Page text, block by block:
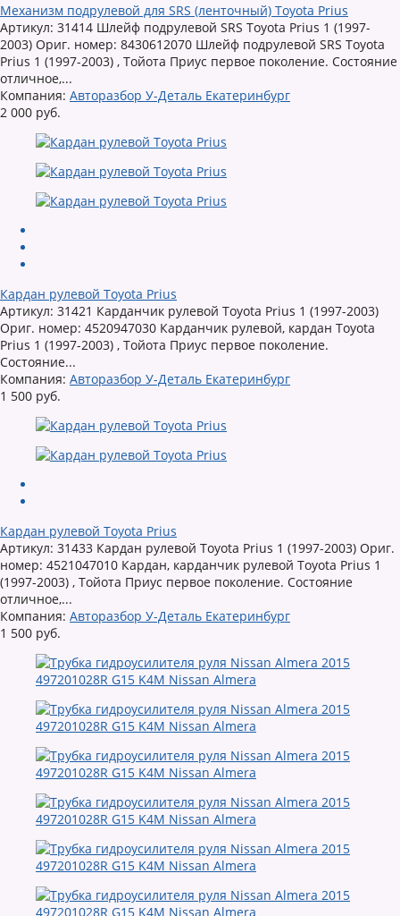
Механизм подрулевой для SRS (ленточный) Toyota Prius
Артикул: 31414 Шлейф подрулевой SRS Toyota Prius 1 (1997-
2003) Ориг. номер: 8430612070 Шлейф подрулевой SRS Toyota
Prius 1 (1997-2003) , Тойота Приус первое поколение. Состояние
отличное,...
Компания: Авторазбор У-Деталь Екатеринбург
2 000 руб.
Кардан рулевой Toyota Prius
Артикул: 31421 Карданчик рулевой Toyota Prius 1 (1997-2003)
Ориг. номер: 4520947030 Карданчик рулевой, кардан Toyota
Prius 1 (1997-2003) , Тойота Приус первое поколение.
Состояние...
Компания: Авторазбор У-Деталь Екатеринбург
1 500 руб.
Кардан рулевой Toyota Prius
Артикул: 31433 Кардан рулевой Toyota Prius 1 (1997-2003) Ориг.
номер: 4521047010 Кардан, карданчик рулевой Toyota Prius 1
(1997-2003) , Тойота Приус первое поколение. Состояние
отличное,...
Компания: Авторазбор У-Деталь Екатеринбург
1 500 руб.